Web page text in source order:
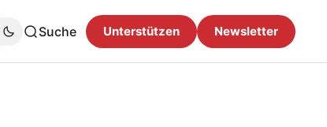
Suche Unterstützen Newsletter